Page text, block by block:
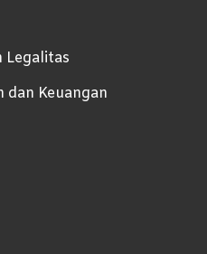
Legalitas
dan Keuangan